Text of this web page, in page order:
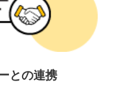
との連携